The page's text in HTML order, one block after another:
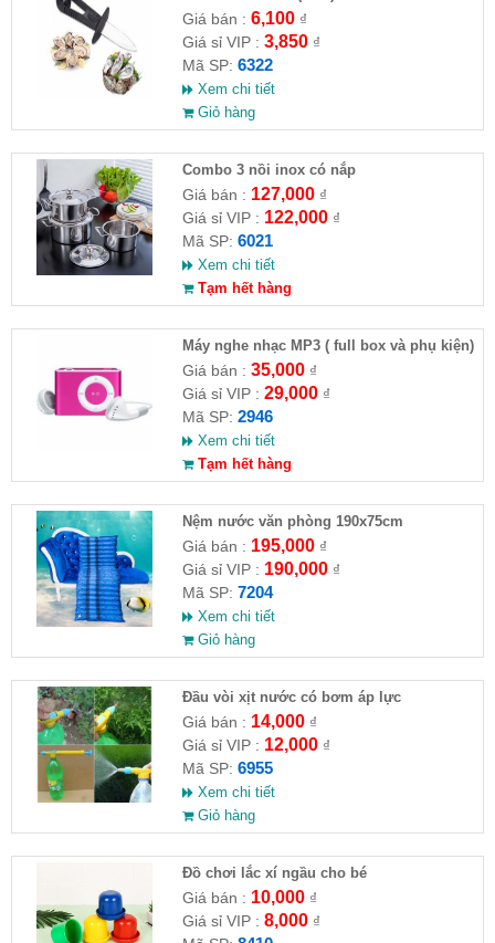
Giá bán : 6,100₫
Giá sỉ VIP : 3,850₫
Mã SP: 6322
Xem chi tiết
Giỏ hàng
Combo 3 nồi inox có nắp
Giá bán : 127,000₫
Giá sỉ VIP : 122,000₫
Mã SP: 6021
Xem chi tiết
Tạm hết hàng
Máy nghe nhạc MP3 ( full box và phụ kiện)
Giá bán : 35,000₫
Giá sỉ VIP : 29,000₫
Mã SP: 2946
Xem chi tiết
Tạm hết hàng
Nệm nước văn phòng 190x75cm
Giá bán : 195,000₫
Giá sỉ VIP : 190,000₫
Mã SP: 7204
Xem chi tiết
Giỏ hàng
Đầu vòi xịt nước có bơm áp lực
Giá bán : 14,000₫
Giá sỉ VIP : 12,000₫
Mã SP: 6955
Xem chi tiết
Giỏ hàng
Đồ chơi lắc xí ngầu cho bé
Giá bán : 10,000₫
Giá sỉ VIP : 8,000₫